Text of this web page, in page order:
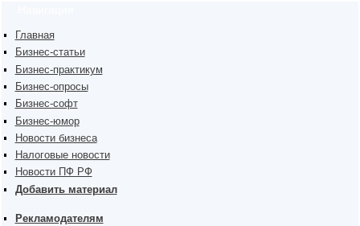
Главная
Бизнес-статьи
Бизнес-практикум
Бизнес-опросы
Бизнес-софт
Бизнес-юмор
Новости бизнеса
Налоговые новости
Новости ПФ РФ
Добавить материал
Рекламодателям